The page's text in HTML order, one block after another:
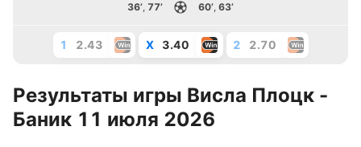
36’, 77’ 60’, 63’
1 2.43 X 3.40 2 2.70
Результаты игры Висла Плоцк -
Баник 11 июля 2026